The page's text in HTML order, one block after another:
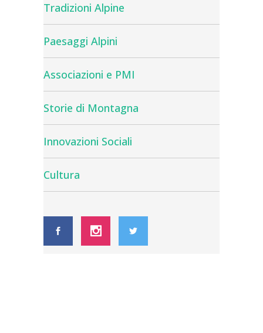
Tradizioni Alpine
Paesaggi Alpini
Associazioni e PMI
Storie di Montagna
Innovazioni Sociali
Cultura